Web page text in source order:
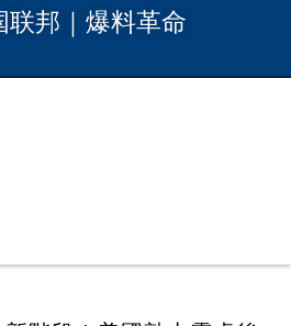
联邦｜爆料革命